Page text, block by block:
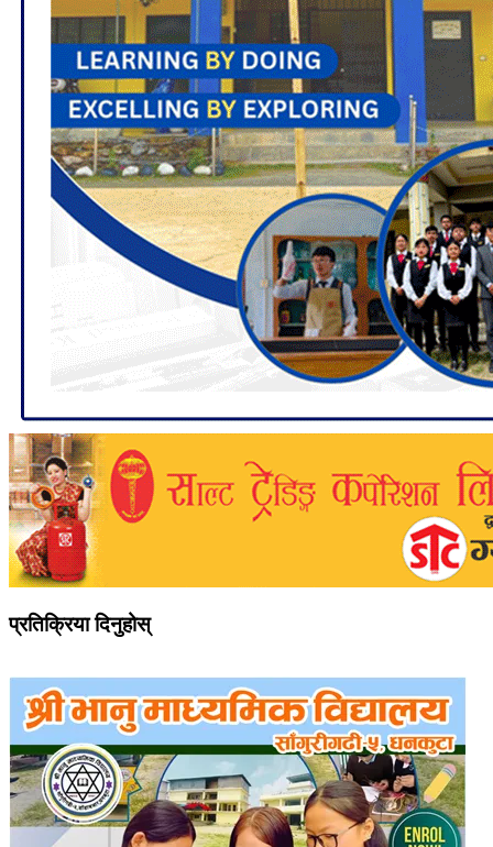
प्रतिक्रिया दिनुहोस्